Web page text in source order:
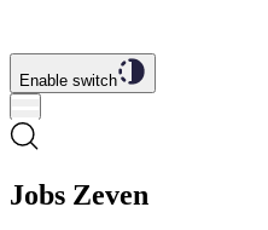
Enable switch
Jobs Zeven